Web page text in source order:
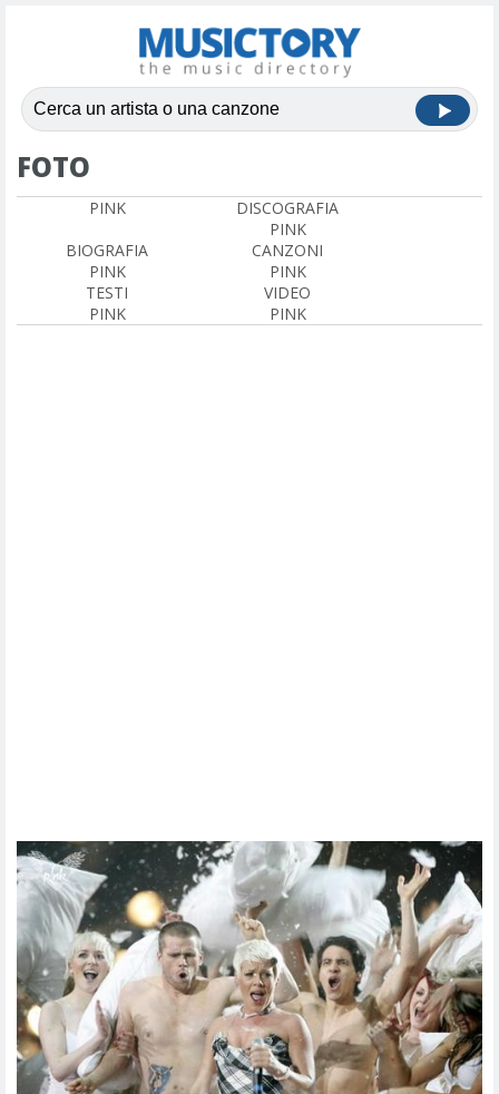
FOTO
PINK
DISCOGRAFIA
PINK
BIOGRAFIA
PINK
CANZONI
PINK
TESTI
PINK
VIDEO
PINK